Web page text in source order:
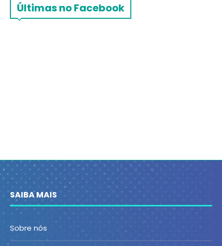
Últimas no Facebook
SAIBA MAIS
Sobre nós